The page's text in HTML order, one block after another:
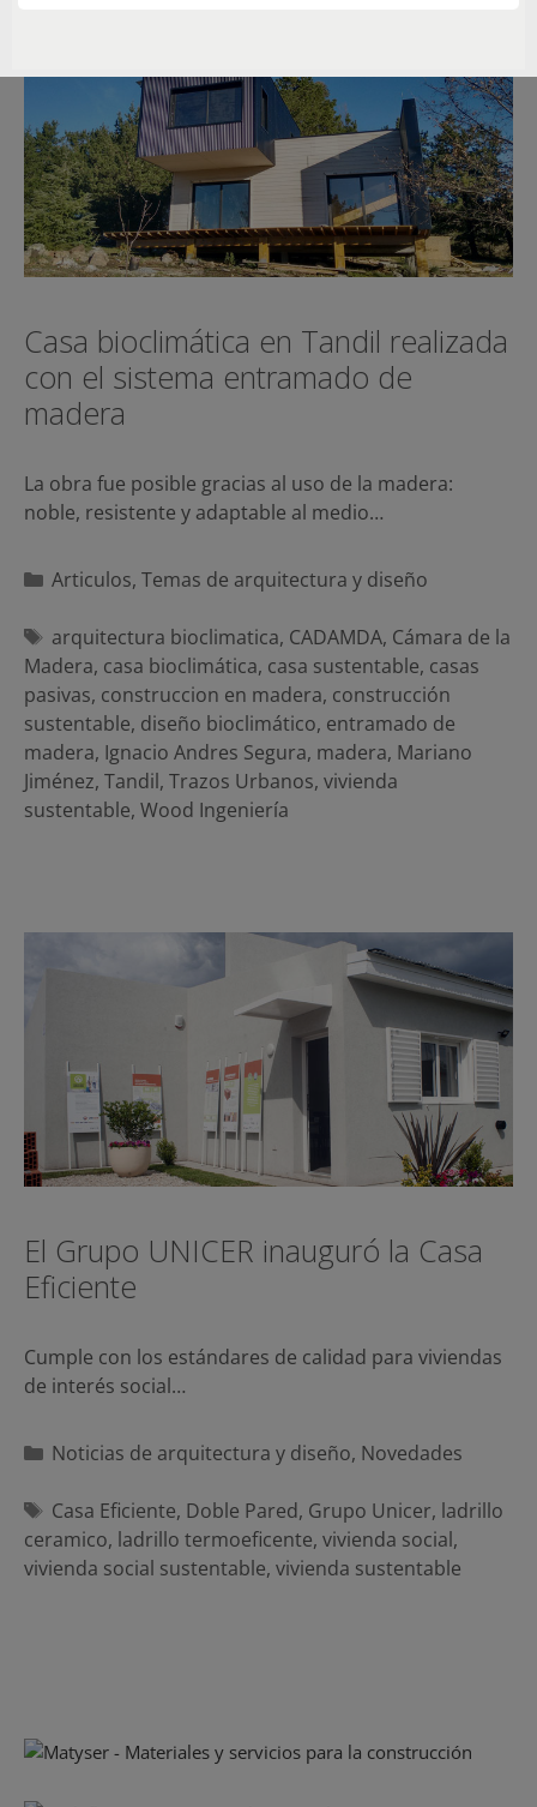
Casa bioclimática en Tandil realizada
con el sistema entramado de
madera
La obra fue posible gracias al uso de la madera:
noble, resistente y adaptable al medio…
Categorías
Articulos, Temas de arquitectura y diseño
Etiquetas
arquitectura bioclimatica, CADAMDA, Cámara de la
Madera, casa bioclimática, casa sustentable, casas
pasivas, construccion en madera, construcción
sustentable, diseño bioclimático, entramado de
madera, Ignacio Andres Segura, madera, Mariano
Jiménez, Tandil, Trazos Urbanos, vivienda
sustentable, Wood Ingeniería
El Grupo UNICER inauguró la Casa
Eficiente
Cumple con los estándares de calidad para viviendas
de interés social…
Categorías
Noticias de arquitectura y diseño, Novedades
Etiquetas
Casa Eficiente, Doble Pared, Grupo Unicer, ladrillo
ceramico, ladrillo termoeficente, vivienda social,
vivienda social sustentable, vivienda sustentable